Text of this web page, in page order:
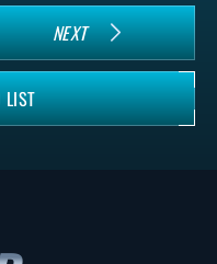
NEXT
LIST